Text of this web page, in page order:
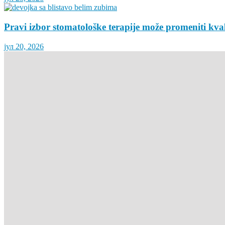
Pravi izbor stomatološke terapije može promeniti
јул 20, 2026